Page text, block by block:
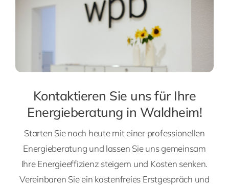
Kontaktieren Sie uns für Ihre
Energieberatung in Waldheim!
Starten Sie noch heute mit einer professionellen
Energieberatung und lassen Sie uns gemeinsam
Ihre Energieeffizienz steigern und Kosten senken.
Vereinbaren Sie ein kostenfreies Erstgespräch und